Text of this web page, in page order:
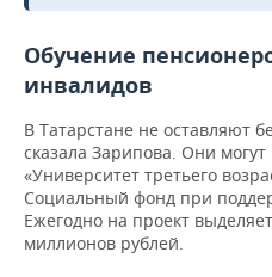
Обучение
инвалидов
В Татарстане не оставляют
сказала Зарипова. Они
«Университет третьего
Социальный фонд при
Ежегодно на проект
миллионов рублей.